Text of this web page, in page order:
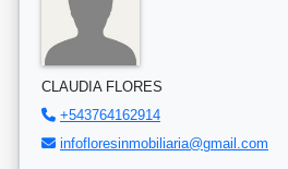
CLAUDIA FLORES
+543764162914
infofloresinmobiliaria@gmail.com